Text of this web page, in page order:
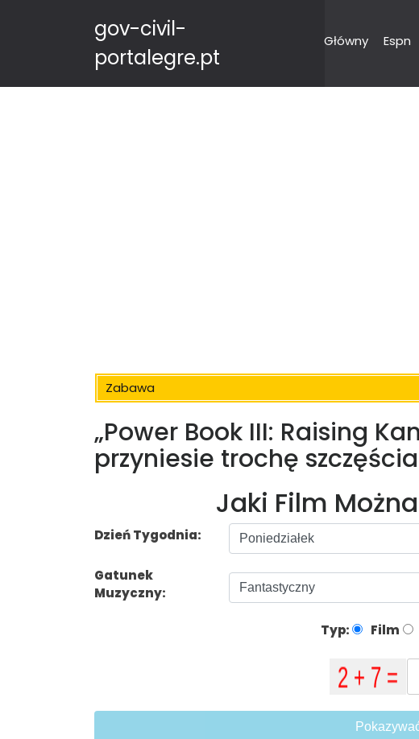
gov-civil-
portalegre.pt
Główny Espn
Zabawa
„Power Book III: Raising
przyniesie trochę
Jaki Film
Dzień Tygodnia:
Gatunek
Muzyczny:
Typ: Film